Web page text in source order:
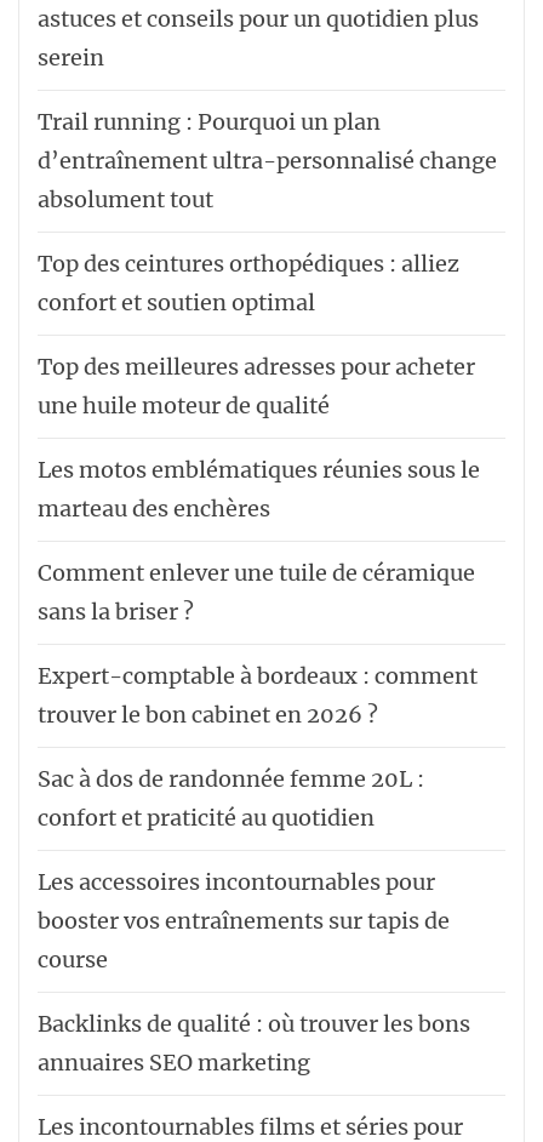
astuces et conseils pour un quotidien plus
serein
Trail running : Pourquoi un plan
d’entraînement ultra-personnalisé change
absolument tout
Top des ceintures orthopédiques : alliez
confort et soutien optimal
Top des meilleures adresses pour acheter
une huile moteur de qualité
Les motos emblématiques réunies sous le
marteau des enchères
Comment enlever une tuile de céramique
sans la briser ?
Expert-comptable à bordeaux : comment
trouver le bon cabinet en 2026 ?
Sac à dos de randonnée femme 20L :
confort et praticité au quotidien
Les accessoires incontournables pour
booster vos entraînements sur tapis de
course
Backlinks de qualité : où trouver les bons
annuaires SEO marketing
Les incontournables films et séries pour